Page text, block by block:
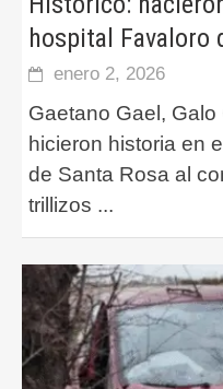
hospital Favaloro
enero 2, 2026
Gaetano Gael,
hicieron historia en
de Santa Rosa al
trillizos ...